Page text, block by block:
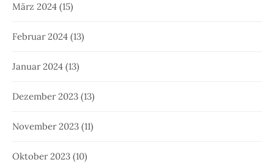
März 2024 (15)
Februar 2024 (13)
Januar 2024 (13)
Dezember 2023 (13)
November 2023 (11)
Oktober 2023 (10)